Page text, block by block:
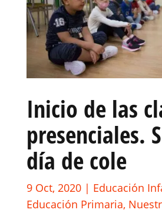
Inicio de las
presenciales.
día de cole
9 Oct, 2020| Educación
Educación Primaria,